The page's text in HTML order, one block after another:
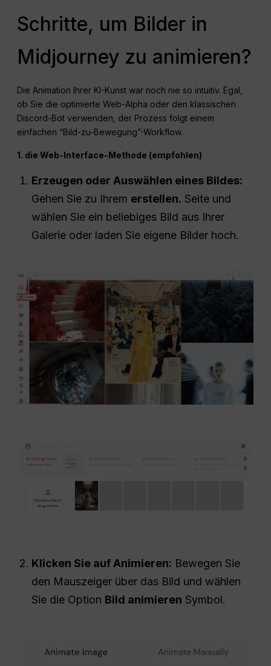
Schritte, um Bilder in
Midjourney zu animieren?
Die Animation Ihrer KI-Kunst war noch nie so intuitiv. Egal,
ob Sie die optimierte Web-Alpha oder den klassischen
Discord-Bot verwenden, der Prozess folgt einem
einfachen “Bild-zu-Bewegung”-Workflow.
1. die Web-Interface-Methode (empfohlen)
Erzeugen oder Auswählen eines Bildes:
Gehen Sie zu Ihrem erstellen. Seite und
wählen Sie ein beliebiges Bild aus Ihrer
Galerie oder laden Sie eigene Bilder hoch.
Klicken Sie auf Animieren: Bewegen Sie
den Mauszeiger über das Bild und wählen
Sie die Option Bild animieren Symbol.